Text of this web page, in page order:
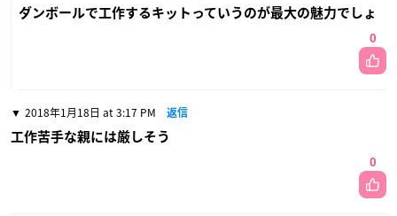
ダンボールで工作するキットっていうのが最大の魅力でしょ
0
2018年1月18日 at 3:17 PM 返信
工作苦手な親には厳しそう
0